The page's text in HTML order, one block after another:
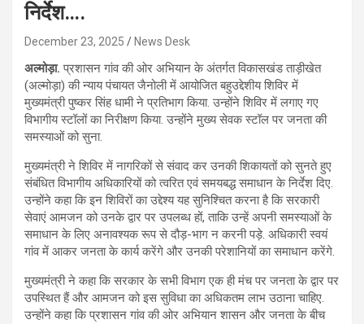
निर्देश….
December 23, 2025 News Desk
अल्मोड़ा. प्रशासन गांव की ओर अभियान के अंतर्गत विकासखंड ताड़ीखेत
(अल्मोड़ा) की न्याय पंचायत जैनोली में आयोजित बहुउद्देशीय शिविर में
मुख्यमंत्री पुष्कर सिंह धामी ने प्रतिभाग किया. उन्होंने शिविर में लगाए गए
विभागीय स्टॉलों का निरीक्षण किया. उन्होंने मुख्य सेवक स्टॉल पर जनता की
समस्याओं को सुना.
मुख्यमंत्री ने शिविर में नागरिकों से संवाद कर उनकी शिकायतों को सुनते हुए
संबंधित विभागीय अधिकारियों को त्वरित एवं समयबद्ध समाधान के निर्देश दिए.
उन्होंने कहा कि इन शिविरों का उद्देश्य यह सुनिश्चित करना है कि सरकारी
सेवाएं आमजन को उनके द्वार पर उपलब्ध हों, ताकि उन्हें अपनी समस्याओं के
समाधान के लिए अनावश्यक रूप से दौड़-भाग न करनी पड़े. अधिकारी स्वयं
गांव में आकर जनता के कार्य करेंगे और उनकी परेशानियों का समाधान करेंगे.
मुख्यमंत्री ने कहा कि सरकार के सभी विभाग एक ही मंच पर जनता के द्वार पर
उपस्थित हैं और आमजन को इस सुविधा का अधिकतम लाभ उठाना चाहिए.
उन्होंने कहा कि प्रशासन गांव की ओर अभियान शासन और जनता के बीच